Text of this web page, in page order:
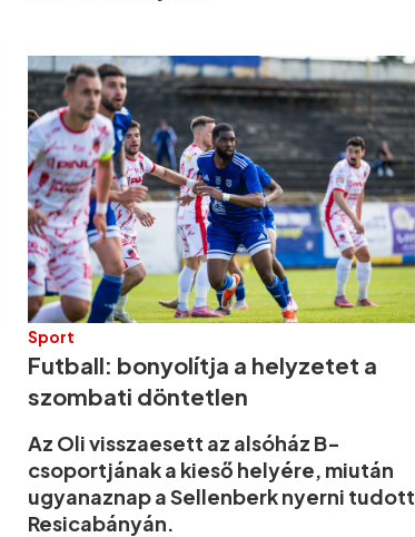
Sport
Futball: bonyolítja a helyzetet a
szombati döntetlen
Az Oli visszaesett az alsóház B-
csoportjának a kieső helyére, miután
ugyanaznap a Sellenberk nyerni tudott
Resicabányán.